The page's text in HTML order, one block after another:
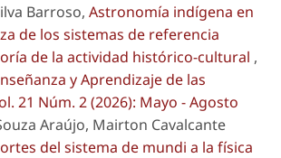
Barroso, Astronomía indígena en
de los sistemas de referencia
de la actividad histórico-cultural ,
y Aprendizaje de las
21 Núm. 2 (2026): Mayo - Agosto
Araújo, Mairton Cavalcante
del sistema de mundi a la física